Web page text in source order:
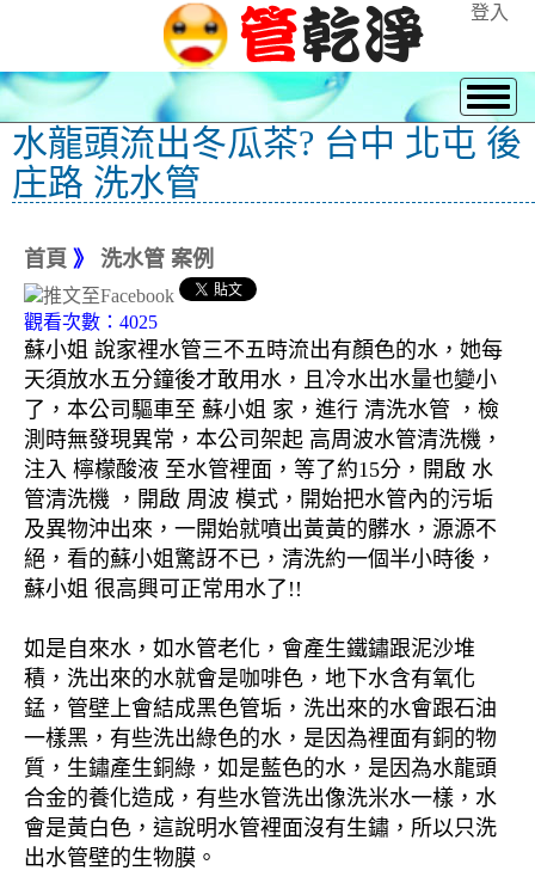
登入
水龍頭流出冬瓜茶? 台中 北屯 後
庄路 洗水管
首頁 》 洗水管 案例
觀看次數：4025
蘇小姐 說家裡水管三不五時流出有顏色的水，她每
天須放水五分鐘後才敢用水，且冷水出水量也變小
了，本公司驅車至 蘇小姐 家，進行 清洗水管 ，檢
測時無發現異常，本公司架起 高周波水管清洗機，
注入 檸檬酸液 至水管裡面，等了約15分，開啟 水
管清洗機 ，開啟 周波 模式，開始把水管內的污垢
及異物沖出來，一開始就噴出黃黃的髒水，源源不
絕，看的蘇小姐驚訝不已，清洗約一個半小時後，
蘇小姐 很高興可正常用水了!!
如是自來水，如水管老化，會產生鐵鏽跟泥沙堆
積，洗出來的水就會是咖啡色，地下水含有氧化
錳，管壁上會結成黑色管垢，洗出來的水會跟石油
一樣黑，有些洗出綠色的水，是因為裡面有銅的物
質，生鏽產生銅綠，如是藍色的水，是因為水龍頭
合金的養化造成，有些水管洗出像洗米水一樣，水
會是黃白色，這說明水管裡面沒有生鏽，所以只洗
出水管壁的生物膜。